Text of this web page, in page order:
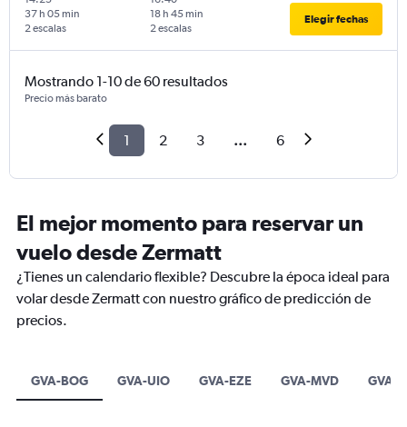
2 escalas
37 h 05 min
2 escalas
18 h 45 min Elegir fechas
Mostrando 1-10 de 60 resultados
Precio más barato
1 2 3 ... 6
El mejor momento para reservar un
vuelo desde Zermatt
¿Tienes un calendario flexible? Descubre la época ideal para
volar desde Zermatt con nuestro gráfico de predicción de
precios.
GVA-BOG GVA-UIO GVA-EZE GVA-MVD GVA-